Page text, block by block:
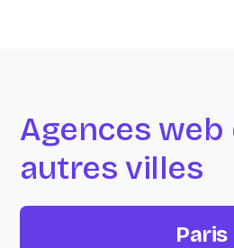
Agences web
autres villes
Paris